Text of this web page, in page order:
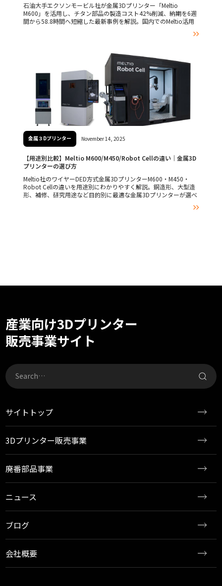
石油大手エクソンモービル社が金属3Dプリンター「Meltio
M600」を活用し、チタン部品の製造コスト42%削減、納期を6週
間から58.8時間へ短縮した最新事例を解説。国内でのMeltio活用

金属３Dプリンター November 14, 2025
【用途別比較】Meltio M600/M450/Robot Cellの違い｜金属3D
プリンターの選び方
Meltio社のワイヤーDED方式金属3DプリンターM600・M450・
Robot Cellの違いを用途別にわかりやすく解説。銅造形、大型造
形、補修、研究用途など目的別に最適な金属3Dプリンターが選べ

産業向け3Dプリンター
販売事業サイト
サイトトップ
3Dプリンター販売事業
廃番部品事業
ニュース
ブログ
会社概要